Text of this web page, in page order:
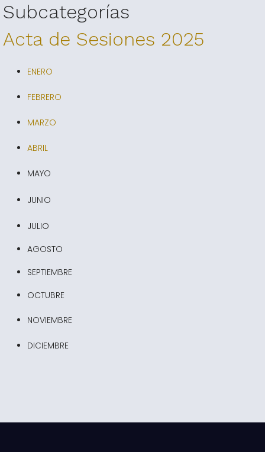
Subcategorías
Acta de Sesiones 2025
ENERO
FEBRERO
MARZO
ABRIL
MAYO
JUNIO
JULIO
AGOSTO
SEPTIEMBRE
OCTUBRE
NOVIEMBRE
DICIEMBRE